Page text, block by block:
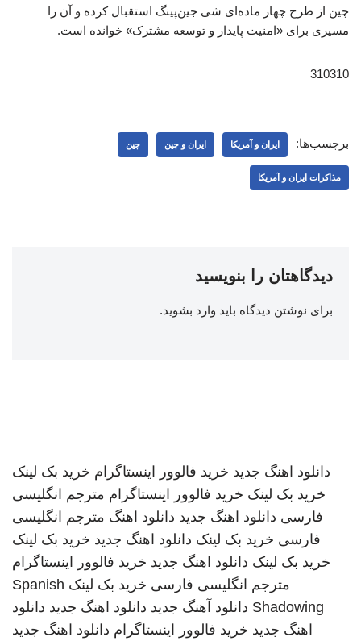
چین از طرح چهار ماده‌ای شی جین‌پینگ استقبال کرده و آن را
مسیری برای «امنیت پایدار و توسعه مشترک» خوانده است.
310310
برچسب‌ها: ایران و آمریکا ایران و چین چین
مذاکرات ایران و آمریکا
دیدگاهتان را بنویسید
برای نوشتن دیدگاه باید وارد بشوید.
دانلود اهنگ جدید خرید فالوور اینستاگرام خرید بک لینک
خرید بک لینک خرید فالوور اینستاگرام مترجم انگلیسی
فارسی دانلود اهنگ جدید دانلود اهنگ مترجم انگلیسی
فارسی خرید بک لینک دانلود اهنگ جدید خرید بک لینک
خرید بک لینک دانلود اهنگ جدید خرید فالوور اینستاگرام
مترجم انگلیسی فارسی خرید بک لینک Spanish
Shadowing دانلود آهنگ جدید دانلود اهنگ جدید دانلود
اهنگ جدید خرید فالوور اینستاگرام دانلود اهنگ جدید